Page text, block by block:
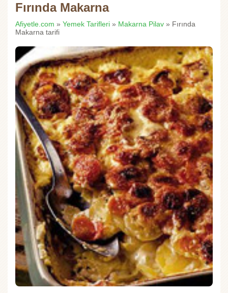
Fırında Makarna
Afiyetle.com » Yemek Tarifleri » Makarna Pilav » Fırında
Makarna tarifi